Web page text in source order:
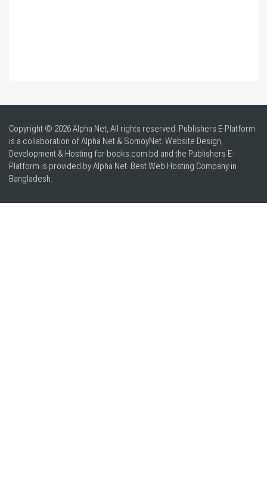
Copyright © 2026 Alpha Net, All rights reserved. Publishers E-Platform
is a collaboration of Alpha Net & SomoyNet. Website Design,
Development & Hosting for books.com.bd and the Publishers E-
Platform is provided by Alpha Net. BestWeb Hosting Company in
Bangladesh.